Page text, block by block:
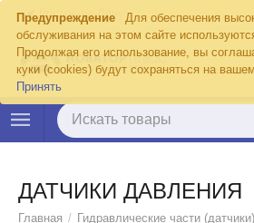
Предупреждение
Для обеспечения
обслуживания на этом сайте
Продолжая его использование, вы
куки (cookies) будут сохраняться на
Принять
Ростов-на-Дону
ДАТЧИКИ ДАВЛЕНИЯ
Главная / Гидравлические части